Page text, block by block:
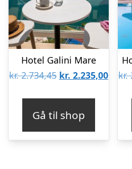
Hotel Galini Mare
kr.2.734,45 Den
var:
kr. 2.734,45.
kr. 2.235,00Den
kr.
Gå til shop
kr.